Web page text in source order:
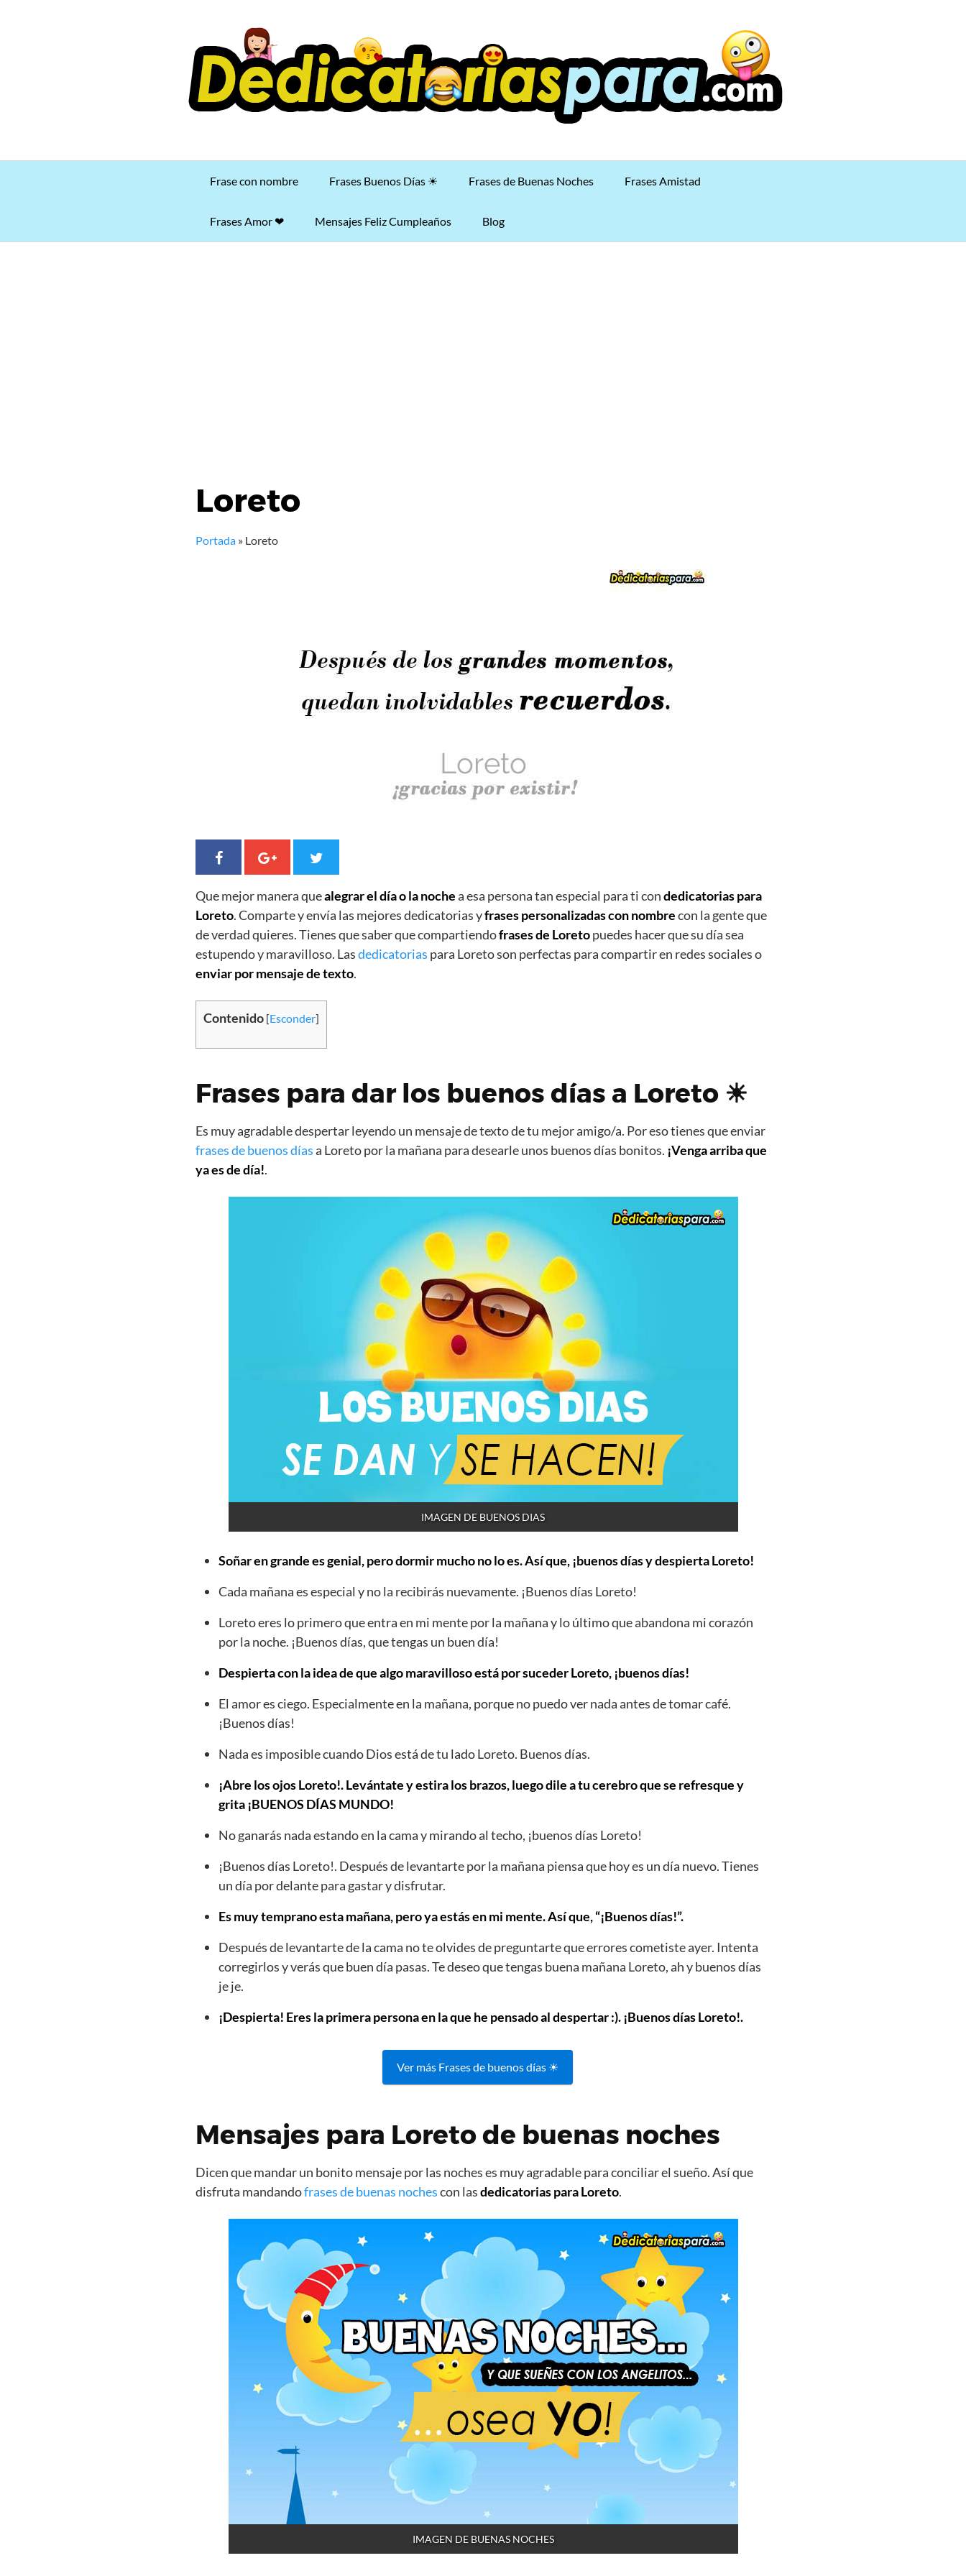
Frase con nombre Frases Buenos Días ☀ Frases de Buenas Noches Frases Amistad
Frases Amor ❤ Mensajes Feliz Cumpleaños Blog
Loreto
Portada » Loreto
Que mejor manera quealegrar el día o la nochea esa persona tan especial para ti condedicatorias para
Loreto. Comparte y envía las mejores dedicatorias yfrases personalizadas con nombrecon la gente que
de verdad quieres. Tienes que saber que compartiendofrases de Loretopuedes hacer que su día sea
estupendo y maravilloso. Lasdedicatorias para Loreto son perfectas para compartir en redes sociales o
enviar por mensaje de texto.
Contenido [Esconder]
Frases para dar los buenos días a Loreto ☀
Es muy agradable despertar leyendo un mensaje de texto de tu mejor amigo/a. Por eso tienes que enviar
frases de buenos díasa Loreto por la mañana para desearle unos buenos días bonitos. ¡Venga arriba que
ya es de día!.
IMAGEN DE BUENOS DIAS
Soñar en grande es genial, pero dormir mucho no lo es. Así que, ¡buenos días y despierta Loreto!
Cada mañana es especial y no la recibirás nuevamente. ¡Buenos días Loreto!
Loreto eres lo primero que entra en mi mente por la mañana y lo último que abandona mi corazón
por la noche. ¡Buenos días, que tengas un buen día!
Despierta con la idea de que algo maravilloso está por suceder Loreto, ¡buenos días!
El amor es ciego. Especialmente en la mañana, porque no puedo ver nada antes de tomar café.
¡Buenos días!
Nada es imposible cuando Dios está de tu lado Loreto. Buenos días.
¡Abre los ojos Loreto!. Levántate y estira los brazos, luego dile a tu cerebro que se refresque y
grita ¡BUENOS DÍAS MUNDO!
No ganarás nada estando en la cama y mirando al techo, ¡buenos días Loreto!
¡Buenos días Loreto!. Después de levantarte por la mañana piensa que hoy es un día nuevo. Tienes
un día por delante para gastar y disfrutar.
Es muy temprano esta mañana, pero ya estás en mi mente. Así que, “¡Buenos días!”.
Después de levantarte de la cama no te olvides de preguntarte que errores cometiste ayer. Intenta
corregirlos y verás que buen día pasas. Te deseo que tengas buena mañana Loreto, ah y buenos días
je je.
¡Despierta! Eres la primera persona en la que he pensado al despertar :). ¡Buenos días Loreto!.
Ver más Frases de buenos días ☀
Mensajes para Loreto de buenas noches
Dicen que mandar un bonito mensaje por las noches es muy agradable para conciliar el sueño. Así que
disfruta mandandofrases de buenas nochescon lasdedicatorias para Loreto.
IMAGEN DE BUENAS NOCHES